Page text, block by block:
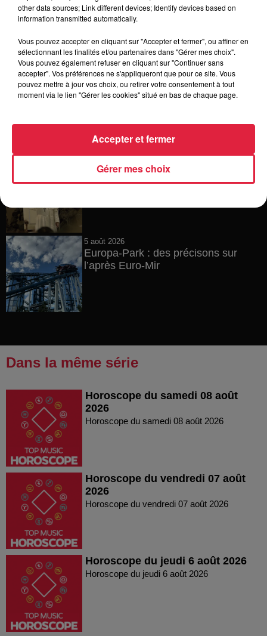
6 août 2026
Tags antisémites à Strasbourg :
Catherine Trautmann réagit
6 août 2026
Au zoo de Mulhouse : rencontre
Les dernières infos sur la venue du
pape à Metz en septembre
5 août 2026
Europa-Park : des précisons sur
l’après Euro-Mir
Dans la même série
Horoscope du samedi 08 août
2026
Horoscope du samedi 08 août 2026
Horoscope du vendredi 07 août
2026
Horoscope du vendredi 07 août 2026
Horoscope du jeudi 6 août 2026
Horoscope du jeudi 6 août 2026
other data sources; Link different devices; Identify devices based on
information transmitted automatically.
Vous pouvez accepter en cliquant sur "Accepter et fermer", ou affiner en
sélectionnant les finalités et/ou partenaires dans "Gérer mes choix".
Vous pouvez également refuser en cliquant sur "Continuer sans
accepter". Vos préférences ne s'appliqueront que pour ce site. Vous
pouvez mettre à jour vos choix, ou retirer votre consentement à tout
moment via le lien "Gérer les cookies" situé en bas de chaque page.
Gérer mes choix
Accepter et fermer